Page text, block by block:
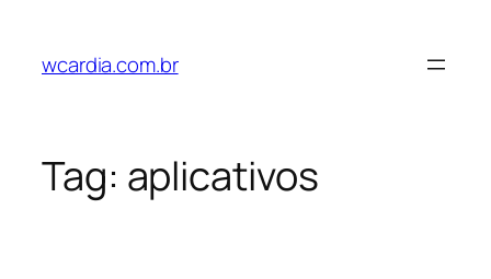
wcardia.com.br
Tag: aplicativos